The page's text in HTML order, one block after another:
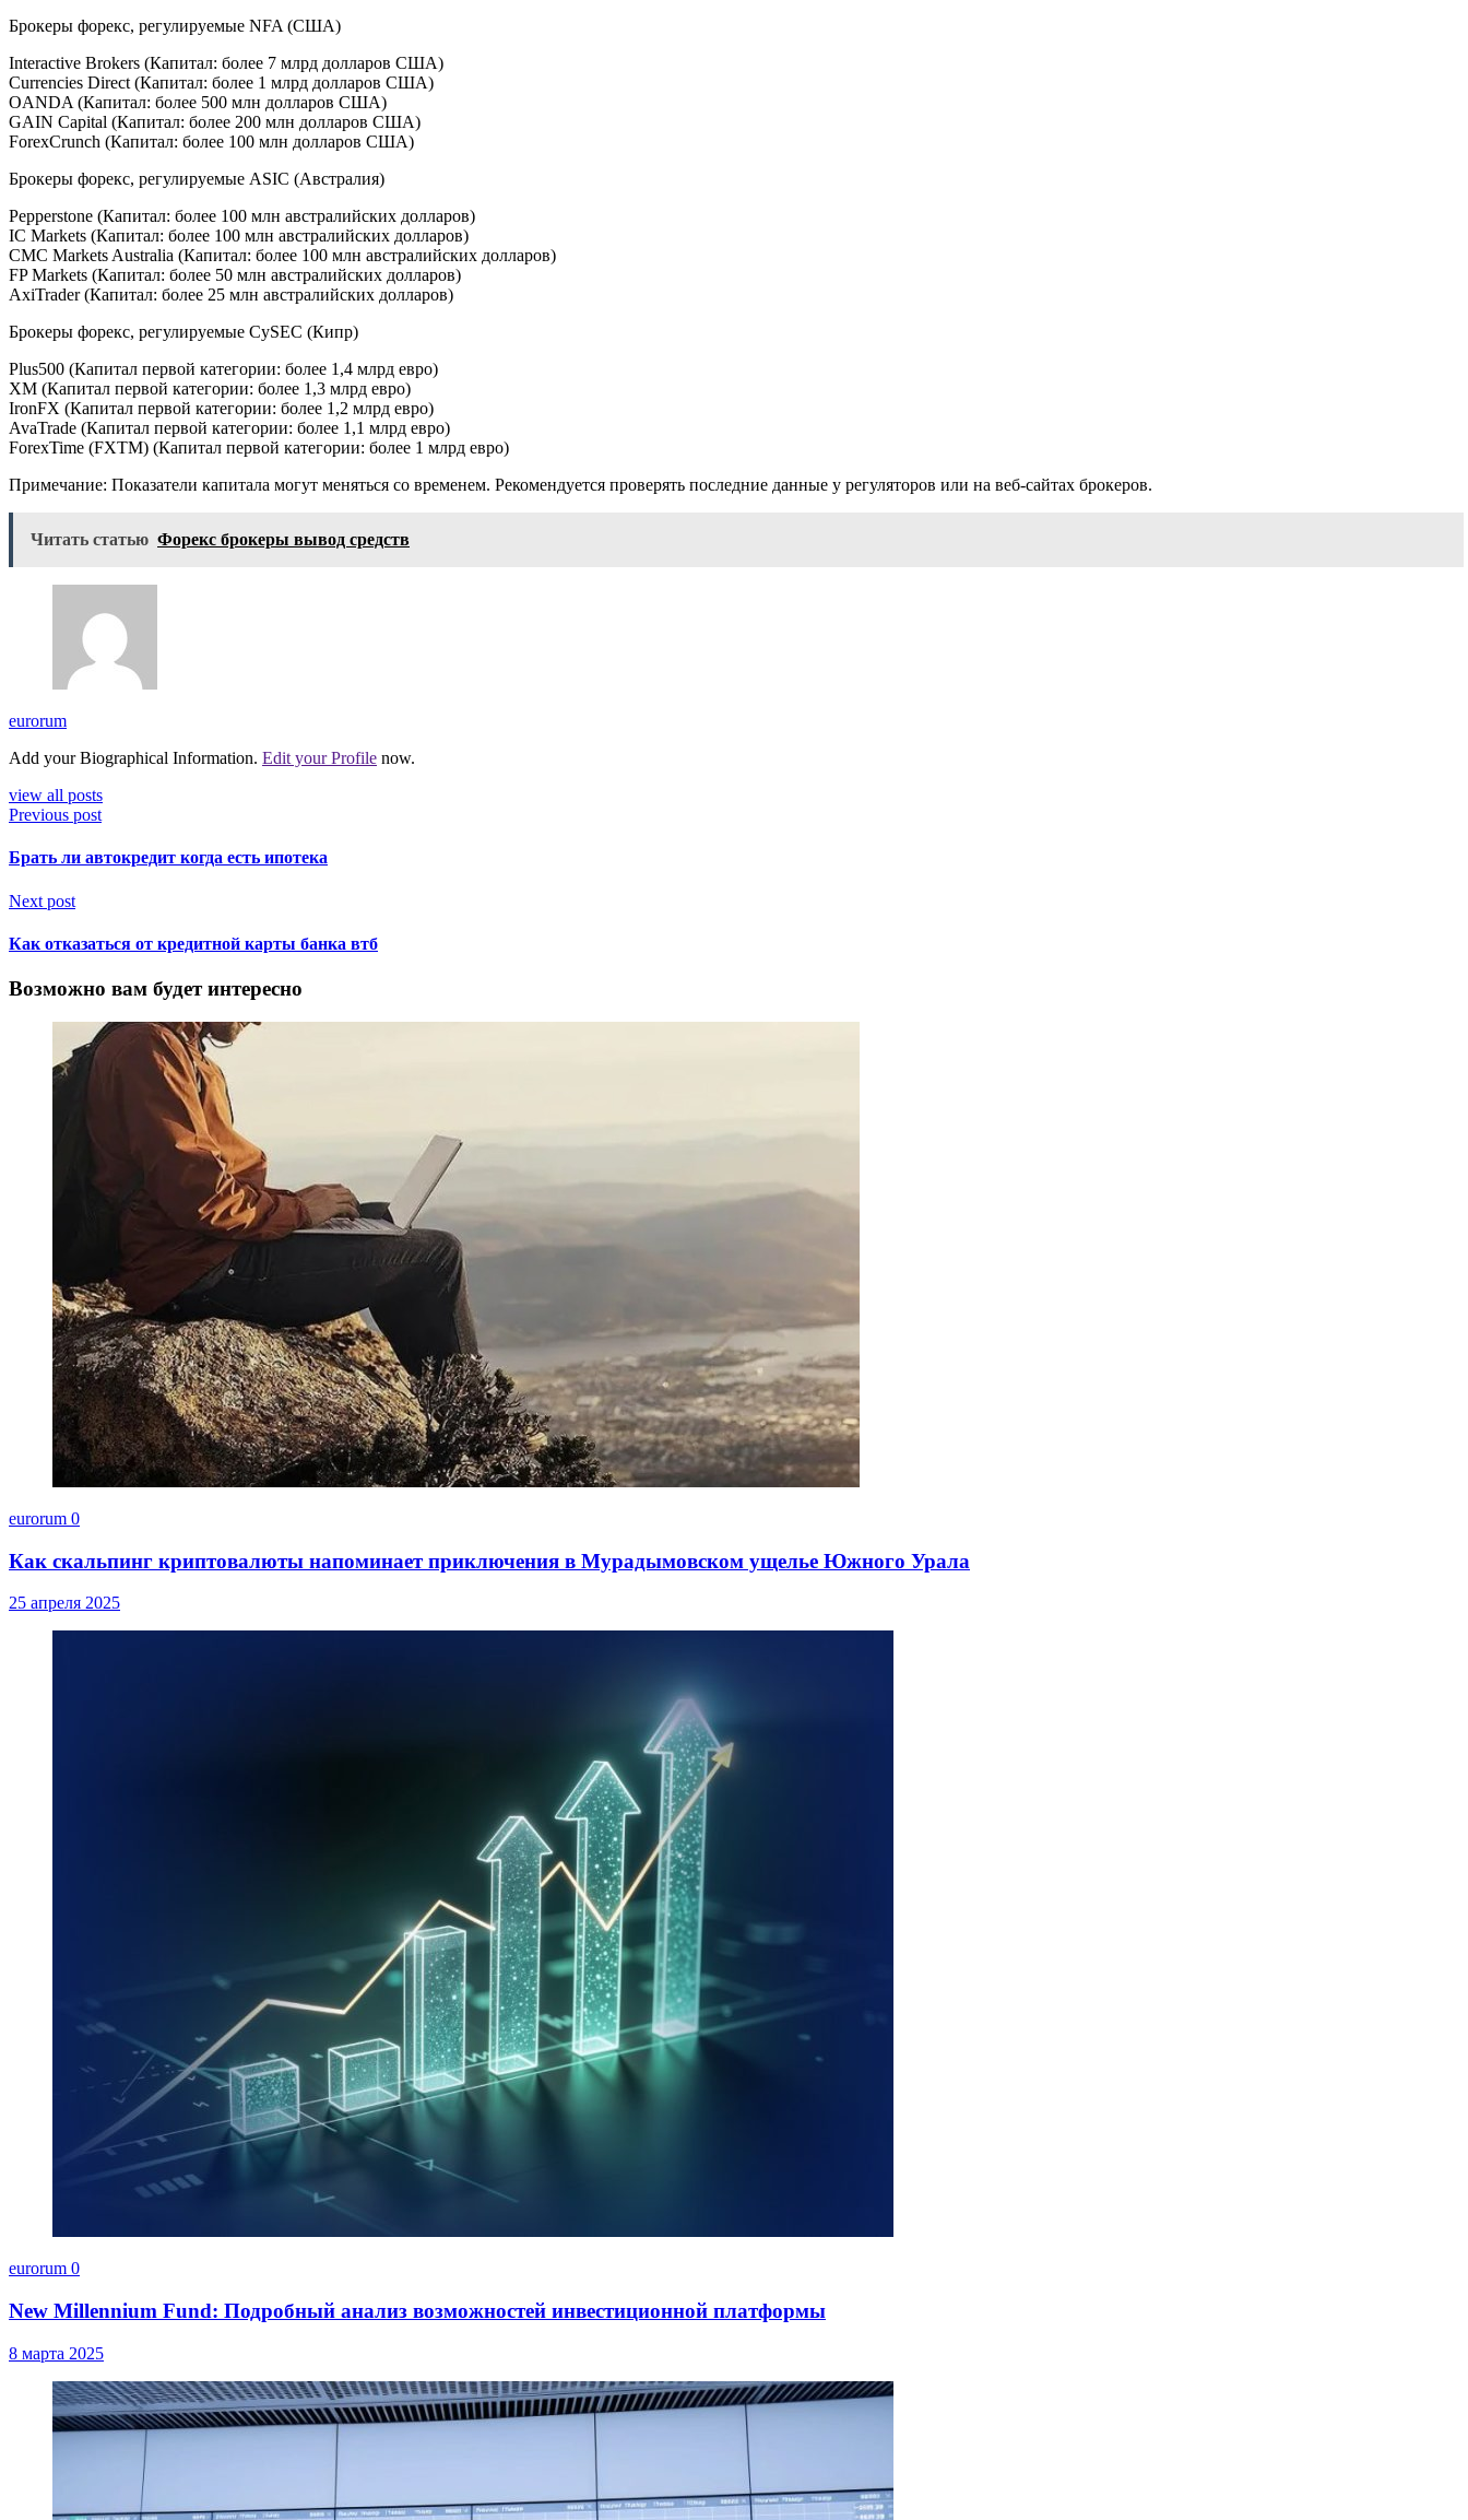
Брокеры форекс, регулируемые NFA (США)
Interactive Brokers (Капитал: более 7 млрд долларов США)
Currencies Direct (Капитал: более 1 млрд долларов США)
OANDA (Капитал: более 500 млн долларов США)
GAIN Capital (Капитал: более 200 млн долларов США)
ForexCrunch (Капитал: более 100 млн долларов США)
Брокеры форекс, регулируемые ASIC (Австралия)
Pepperstone (Капитал: более 100 млн австралийских долларов)
IC Markets (Капитал: более 100 млн австралийских долларов)
CMC Markets Australia (Капитал: более 100 млн австралийских долларов)
FP Markets (Капитал: более 50 млн австралийских долларов)
AxiTrader (Капитал: более 25 млн австралийских долларов)
Брокеры форекс, регулируемые CySEC (Кипр)
Plus500 (Капитал первой категории: более 1,4 млрд евро)
XM (Капитал первой категории: более 1,3 млрд евро)
IronFX (Капитал первой категории: более 1,2 млрд евро)
AvaTrade (Капитал первой категории: более 1,1 млрд евро)
ForexTime (FXTM) (Капитал первой категории: более 1 млрд евро)
Примечание: Показатели капитала могут меняться со временем. Рекомендуется проверять последние данные у регуляторов или на веб-сайтах брокеров.
Читать статью Форекс брокеры вывод средств
eurorum
Add your Biographical Information. Edit your Profile now.
view all posts
Previous post
Брать ли автокредит когда есть ипотека
Next post
Как отказаться от кредитной карты банка втб
Возможно вам будет интересно
eurorum 0
Как скальпинг криптовалюты напоминает приключения в Мурадымовском ущелье Южного Урала
25 апреля 2025
eurorum 0
New Millennium Fund: Подробный анализ возможностей инвестиционной платформы
8 марта 2025